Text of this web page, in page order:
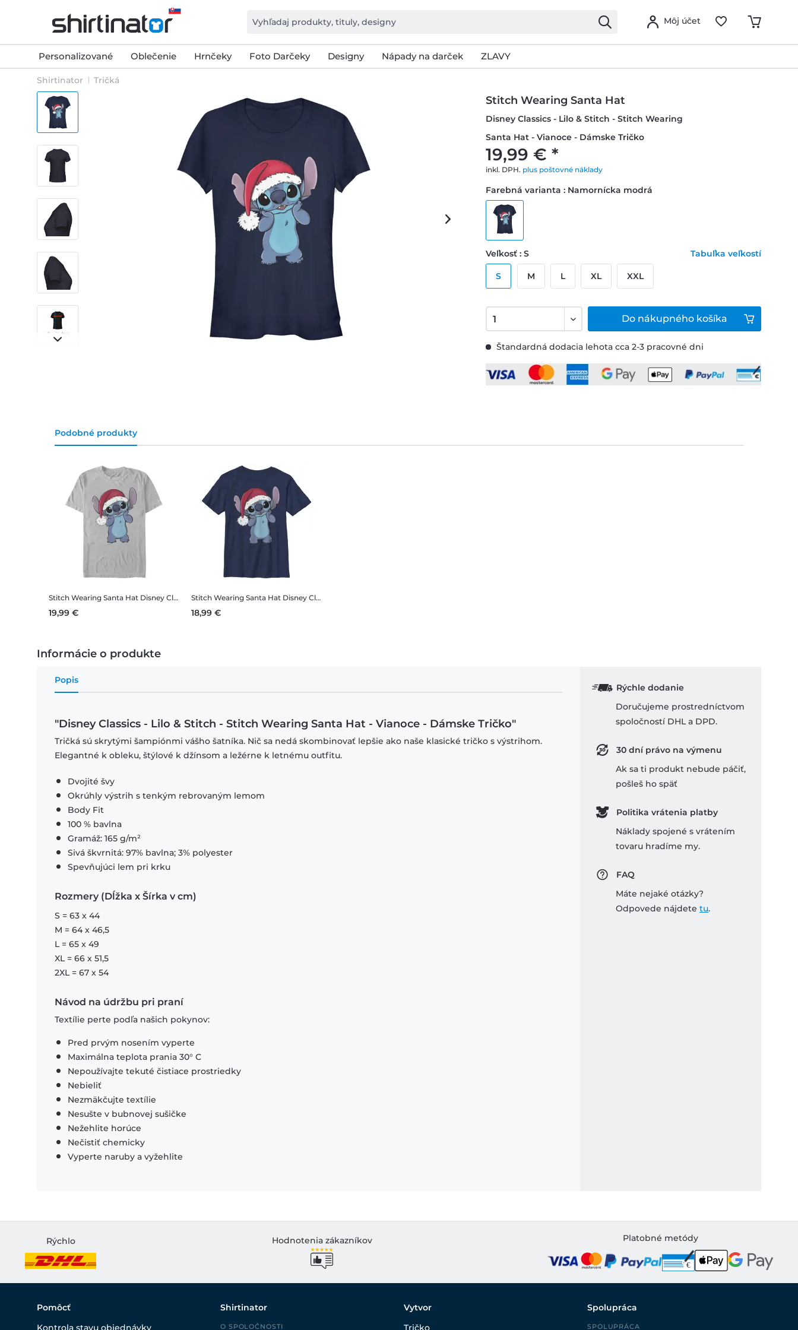
Môj účet
Personalizované Oblečenie Hrnčeky Foto Darčeky Designy Nápady na darček ZLAVY
Shirtinator Tričká
Stitch Wearing Santa Hat
Disney Classics - Lilo & Stitch - Stitch Wearing
Santa Hat - Vianoce - Dámske Tričko
19,99 € *
inkl. DPH. plus poštovné náklady
Štandardná dodacia lehota cca 2-3 pracovné dni
Farebná varianta : Namornícka modrá
Veľkosť : S Tabuľka veľkostí
S M L XL XXL
Do nákupného košíka
Podobné produkty
Stitch Wearing Santa Hat Disney Classics - Lilo & Stitch - Stitch Wearing Santa Hat - Vianoce - Pánske Tričko
19,99 €
Stitch Wearing Santa Hat Disney Classics - Lilo & Stitch - Stitch Wearing Santa Hat - Vianoce - Detské Tričko
18,99 €
Informácie o produkte
Popis
"Disney Classics - Lilo & Stitch - Stitch Wearing Santa Hat - Vianoce - Dámske Tričko"
Tričká sú skrytými šampiónmi vášho šatníka. Nič sa nedá skombinovať lepšie ako naše klasické tričko s výstrihom.
Elegantné k obleku, štýlové k džínsom a ležérne k letnému outfitu.
Dvojité švy
Okrúhly výstrih s tenkým rebrovaným lemom
Body Fit
100 % bavlna
Gramáž: 165 g/m²
Sivá škvrnitá: 97% bavlna; 3% polyester
Spevňujúci lem pri krku
Rozmery (Dĺžka x Šírka v cm)
S = 63 x 44
M = 64 x 46,5
L = 65 x 49
XL = 66 x 51,5
2XL = 67 x 54
Návod na údržbu pri praní
Textílie perte podľa našich pokynov:
Pred prvým nosením vyperte
Maximálna teplota prania 30° C
Nepoužívajte tekuté čistiace prostriedky
Nebieliť
Nezmäkčujte textílie
Nesušte v bubnovej sušičke
Nežehlite horúce
Nečistiť chemicky
Vyperte naruby a vyžehlite
Rýchle dodanie
Doručujeme prostredníctvom
spoločností DHL a DPD.
30 dní právo na výmenu
Ak sa ti produkt nebude páčiť,
pošleš ho späť
Politika vrátenia platby
Náklady spojené s vrátením
tovaru hradíme my.
FAQ
Máte nejaké otázky?
Odpovede nájdete tu.
Rýchlo Hodnotenia zákazníkov Platobné metódy
Pomôcť
Shirtinator
O SPOLOČNOSTI
Vytvor
Spolupráca
SPOLUPRÁCA